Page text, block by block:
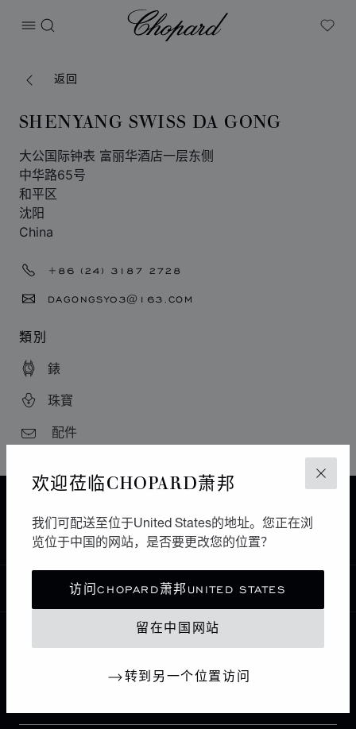
关闭
欢迎莅临CHOPARD萧邦
我们可配送至位于United States的地址。您正在浏
览位于中国的网站，是否要更改您的位置？
访问CHOPARD萧邦UNITED STATES
留在中国网站
转到另一个位置访问
打开菜单
搜索
Chopard
My
返回
SHENYANG SWISS DA GONG
大公国际钟表 富丽华酒店一层东侧
中华路65号
和平区
沈阳
China
+86 (24) 3187 2728
DAGONGSY03@163.COM
類別
錶
珠寶
配件
中国大陆 沈阳 SHENYANG SWISS DA GONG
中国
本地化（更改国家/地区）
更改国家/地区